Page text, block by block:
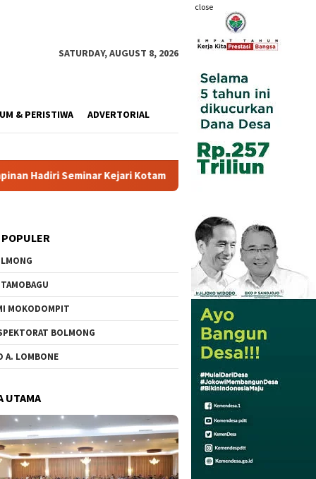
close
SATURDAY, AUGUST 8, 2026
& PERISTIWA ADVERTORIAL
Kotamobagu Wali Kota Resmi Buka Pemusatan
MOKODOMPIT
BOLMONG
A. LOMBONE
UTAMA